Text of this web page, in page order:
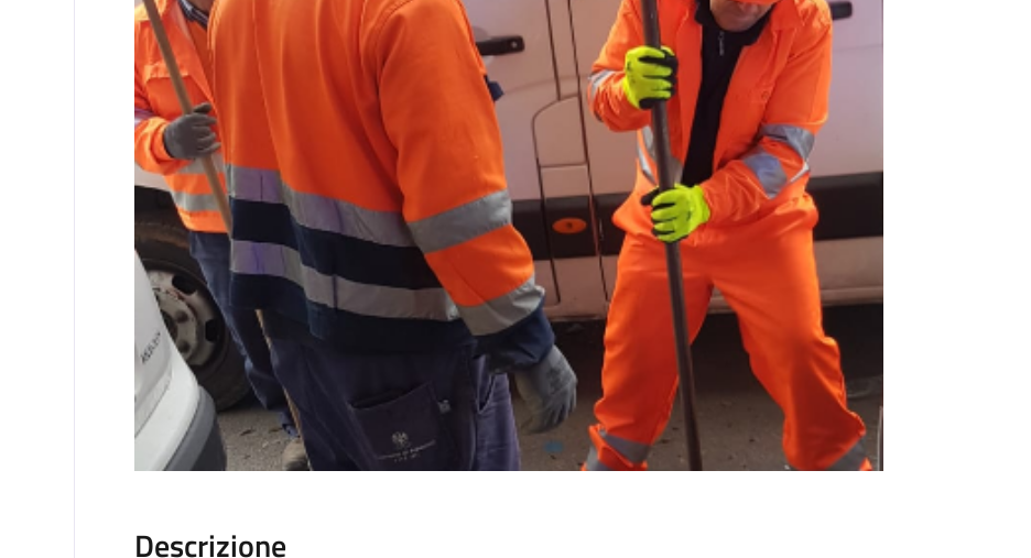
Descrizione